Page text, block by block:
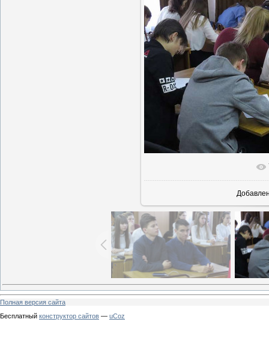
В
Полная версия сайта
Бесплатный конструктор сайтов — uCoz